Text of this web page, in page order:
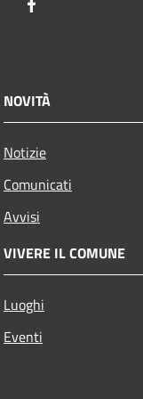
NOVITÀ
Notizie
Comunicati
Avvisi
VIVERE IL COMUNE
Luoghi
Eventi